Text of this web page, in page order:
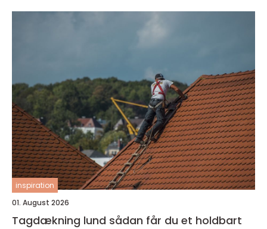
inspiration
01. August 2026
Tagdækning lund sådan får du et holdbart